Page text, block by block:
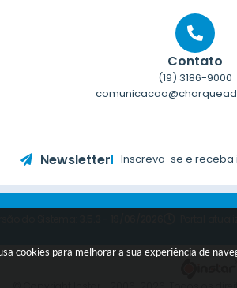
cookies para melhorar a sua experiência de
Contato
(19) 3186-9000
Newsletter Inscreva-se e receba